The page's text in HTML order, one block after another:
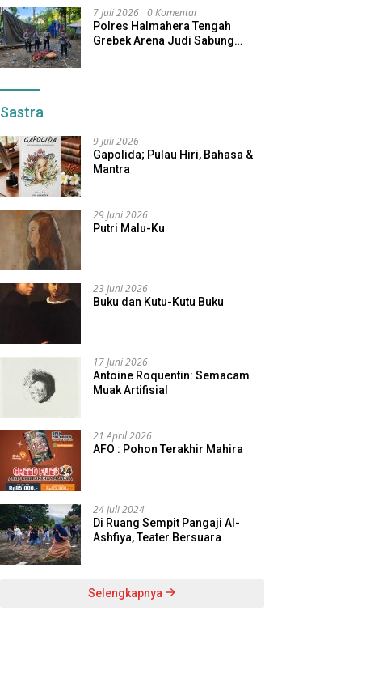
7 Juli 2026 0 Komentar
Polres Halmahera Tengah
Grebek Arena Judi Sabung
Sastra
9 Juli 2026
Gapolida; Pulau Hiri, Bahasa &
Mantra
29 Juni 2026
Putri Malu-Ku
23 Juni 2026
Buku dan Kutu-Kutu Buku
17 Juni 2026
Antoine Roquentin: Semacam
Muak Artifisial
21 April 2026
AFO : Pohon Terakhir Mahira
24 Juli 2024
Di Ruang Sempit Pangaji Al-
Ashfiya, Teater Bersuara
Selengkapnya